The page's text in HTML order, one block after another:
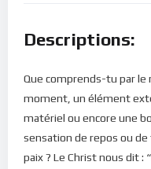
Descriptions:
Que comprends-tu par le
moment, un élément
matériel ou encore une
sensation de repos ou
paix ? Le Christ nous dit : “